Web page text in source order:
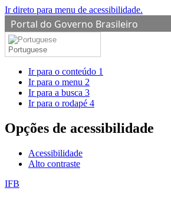
Ir direto para menu de acessibilidade.
Portal do Governo Brasileiro
Portuguese
Ir para o conteúdo 1
Ir para o menu 2
Ir para a busca 3
Ir para o rodapé 4
Opções de acessibilidade
Acessibilidade
Alto contraste
IFB